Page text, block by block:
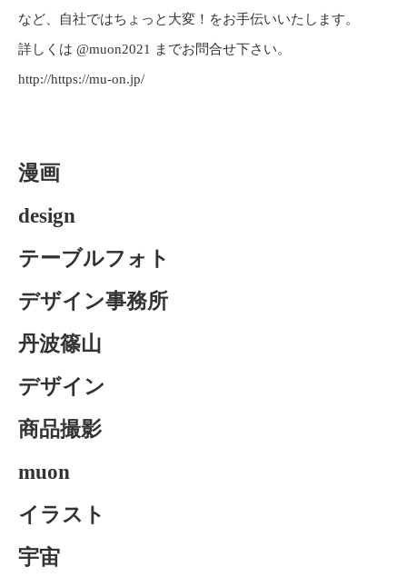
など、自社ではちょっと大変！をお手伝いいたします。
詳しくは @muon2021 までお問合せ下さい。
http://⁡https://mu-on.jp/
漫画
design
テーブルフォト
デザイン事務所
丹波篠山
デザイン
商品撮影
muon
イラスト
宇宙